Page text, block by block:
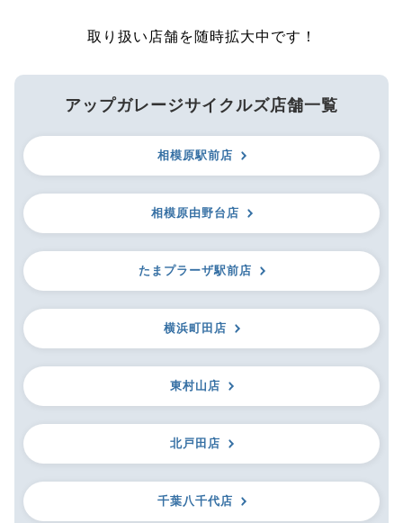
取り扱い店舗を随時拡大中です！
アップガレージサイクルズ店舗一覧
相模原駅前店
相模原由野台店
たまプラーザ駅前店
横浜町田店
東村山店
北戸田店
千葉八千代店